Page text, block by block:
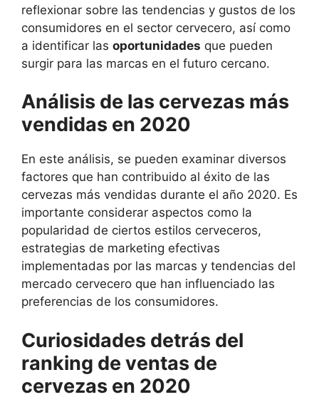
reflexionar sobre las tendencias y gustos de los
consumidores en el sector cervecero, así como
a identificar las oportunidades que pueden
surgir para las marcas en el futuro cercano.
Análisis de las cervezas más
vendidas en 2020
En este análisis, se pueden examinar diversos
factores que han contribuido al éxito de las
cervezas más vendidas durante el año 2020. Es
importante considerar aspectos como la
popularidad de ciertos estilos cerveceros,
estrategias de marketing efectivas
implementadas por las marcas y tendencias del
mercado cervecero que han influenciado las
preferencias de los consumidores.
Curiosidades detrás del
ranking de ventas de
cervezas en 2020